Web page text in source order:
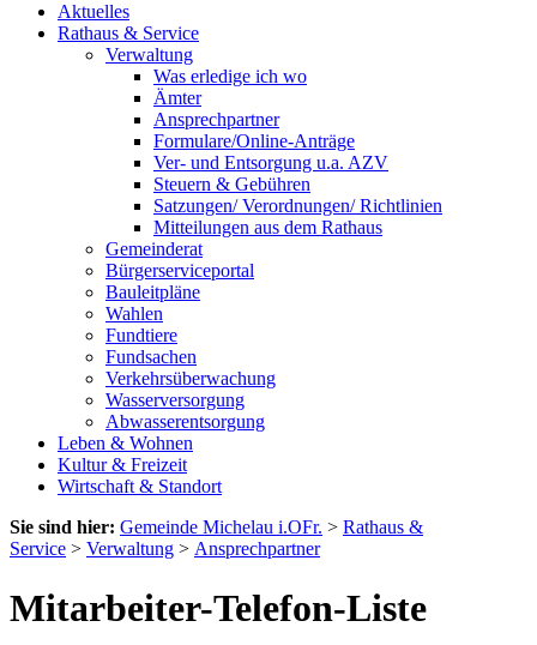
Aktuelles
Rathaus & Service
Verwaltung
Was erledige ich wo
Ämter
Ansprechpartner
Formulare/Online-Anträge
Ver- und Entsorgung u.a. AZV
Steuern & Gebühren
Satzungen/ Verordnungen/ Richtlinien
Mitteilungen aus dem Rathaus
Gemeinderat
Bürgerserviceportal
Bauleitpläne
Wahlen
Fundtiere
Fundsachen
Verkehrsüberwachung
Wasserversorgung
Abwasserentsorgung
Leben & Wohnen
Kultur & Freizeit
Wirtschaft & Standort
Sie sind hier: Gemeinde Michelau i.OFr. > Rathaus &
Service > Verwaltung > Ansprechpartner
Mitarbeiter-Telefon-Liste